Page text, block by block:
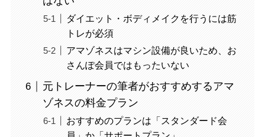
ダイエット・ボディメイクを行うには筋
トレが必須
アマゾネスはマシン設備が良いため、お
さんぽ会員ではもったいない
元トレーナーの筆者がおすすめするアマ
ゾネスの料金プラン
おすすめのプランは「スタンダード会